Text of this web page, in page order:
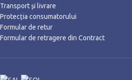
Transport și livrare
Protecția consumatorului
Formular de retur
Formular de retragere din Contract